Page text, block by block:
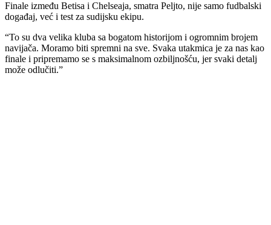
Finale između Betisa i Chelseaja, smatra Peljto, nije samo fudbalski
događaj, već i test za sudijsku ekipu.
“To su dva velika kluba sa bogatom historijom i ogromnim brojem
navijača. Moramo biti spremni na sve. Svaka utakmica je za nas kao
finale i pripremamo se s maksimalnom ozbiljnošću, jer svaki detalj
može odlučiti.”